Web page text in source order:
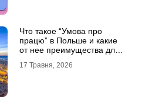
Что такое “Умова про
працю” в Польше и какие
от нее преимущества для
17 Травня, 2026